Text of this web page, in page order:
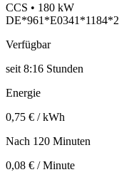
CCS • 180 kW
DE*961*E0341*1184*2
Verfügbar
seit 8:16 Stunden
Energie
0,75 € / kWh
Nach 120 Minuten
0,08 € / Minute